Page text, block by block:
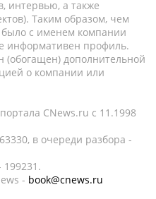
интервью, а также
Таким образом, чем
с именем компании
информативен профиль.
дополнительной
о компании или
CNews.ru c 11.1998
в очереди разбора -
199231.
- book@cnews.ru